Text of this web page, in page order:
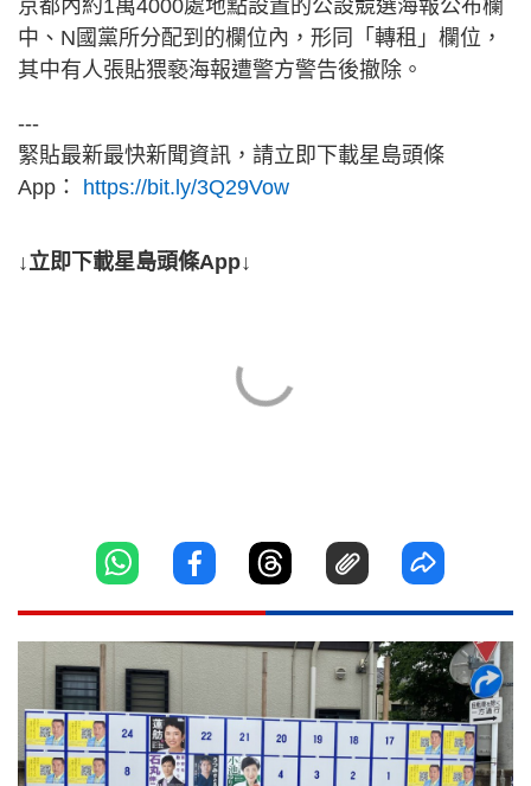
京都內約1萬4000處地點設置的公設競選海報公布欄
中、N國黨所分配到的欄位內，形同「轉租」欄位，
其中有人張貼猥褻海報遭警方警告後撤除。
---
緊貼最新最快新聞資訊，請立即下載星島頭條
App： https://bit.ly/3Q29Vow
↓立即下載星島頭條App↓